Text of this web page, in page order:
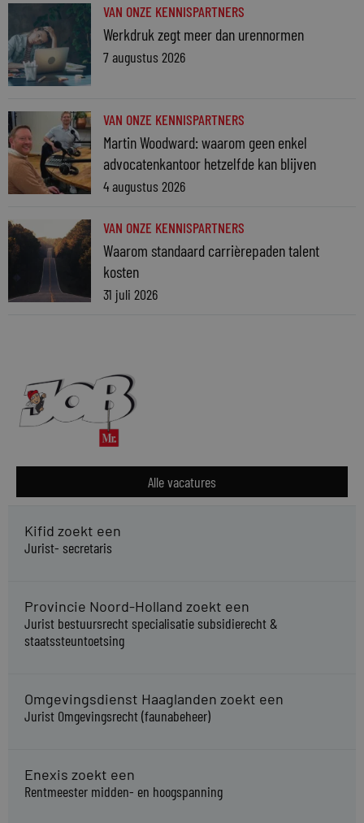
VAN ONZE KENNISPARTNERS
Werkdruk zegt meer dan urennormen
7 augustus 2026
VAN ONZE KENNISPARTNERS
Martin Woodward: waarom geen enkel
advocatenkantoor hetzelfde kan blijven
4 augustus 2026
VAN ONZE KENNISPARTNERS
Waarom standaard carrièrepaden talent
kosten
31 juli 2026
Alle vacatures
Kifid zoekt een
Jurist- secretaris
Provincie Noord-Holland zoekt een
Jurist bestuursrecht specialisatie subsidierecht &
staatssteuntoetsing
Omgevingsdienst Haaglanden zoekt een
Jurist Omgevingsrecht (faunabeheer)
Enexis zoekt een
Rentmeester midden- en hoogspanning